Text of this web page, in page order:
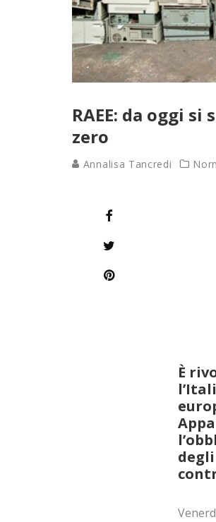
RAEE: da oggi
zero
Annalisa Tancredi
È